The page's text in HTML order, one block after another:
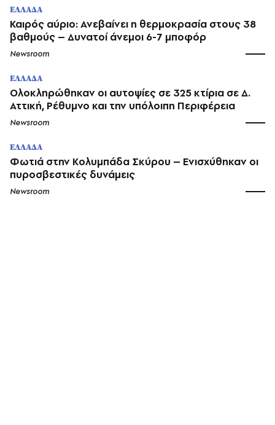
ΕΛΛΑΔΑ
Καιρός αύριο: Ανεβαίνει η θερμοκρασία στους 38
βαθμούς – Δυνατοί άνεμοι 6-7 μποφόρ
Newsroom
ΕΛΛΑΔΑ
Ολοκληρώθηκαν οι αυτοψίες σε 325 κτίρια σε Δ.
Αττική, Ρέθυμνο και την υπόλοιπη Περιφέρεια
Newsroom
ΕΛΛΑΔΑ
Φωτιά στην Κολυμπάδα Σκύρου – Ενισχύθηκαν οι
πυροσβεστικές δυνάμεις
Newsroom